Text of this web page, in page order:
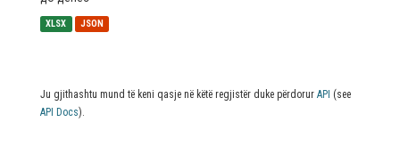
XLSX JSON
Ju gjithashtu mund të keni qasje në këtë regjistër duke përdorur API (see
API Docs).